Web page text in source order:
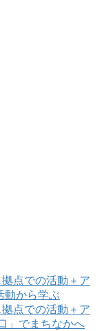
点での活動＋ア
動から学ぶ
点での活動＋ア
」でまちなかへ